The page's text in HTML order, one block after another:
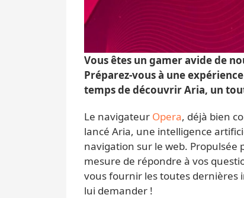
Vous êtes un gamer avide de
Préparez-vous à une
temps de découvrir Aria, un
Le navigateur Opera, déjà bien
lancé Aria, une intelligence
navigation sur le web. Propulsée
mesure de répondre à vos
vous fournir les toutes dernières
lui demander !